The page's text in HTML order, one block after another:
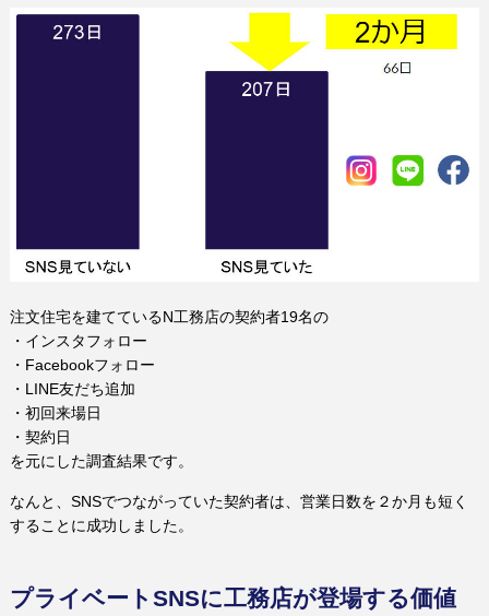
注文住宅を建てているN工務店の契約者19名の
・インスタフォロー
・Facebookフォロー
・LINE友だち追加
・初回来場日
・契約日
を元にした調査結果です。
なんと、SNSでつながっていた契約者は、営業日数を２か月も短く
することに成功しました。
プライベートSNSに工務店が登場する価値